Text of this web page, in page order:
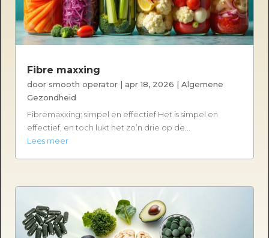
Fibre maxxing
door smooth operator | apr 18, 2026 |Algemene
Gezondheid
Fibremaxxing: simpel en effectief Het is simpel en
effectief, en toch lukt het zo’n drie op de...
Lees meer